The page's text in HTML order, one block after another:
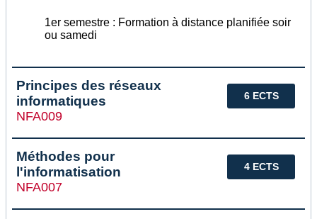
1er semestre : Formation à distance planifiée soir
ou samedi
6 ECTS
Principes des réseaux
informatiques
NFA009
4 ECTS
Méthodes pour
l'informatisation
NFA007